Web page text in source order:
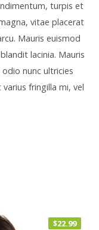
turpis et
vitae placerat
Mauris euismod
lacinia. Mauris
nunc ultricies
fringilla mi, vel
$22.99